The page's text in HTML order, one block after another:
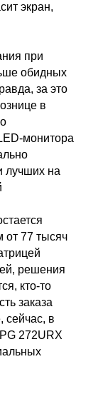
экран,
при
обидных
за это
в
монитора
лучших на
от 77 тысяч
решения
кто-то
заказа
сейчас, в
272URX